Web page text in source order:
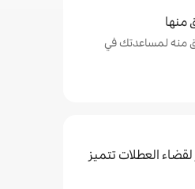
منها
مُتحقق منه لمساعدتك في
لقضاء العطلات تتميز